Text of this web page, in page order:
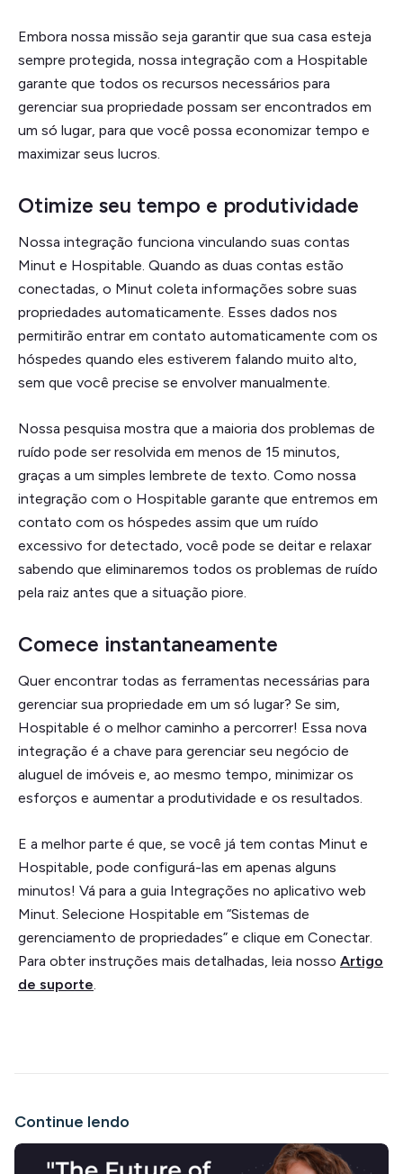
Embora nossa missão seja garantir que sua casa esteja
sempre protegida, nossa integração com a Hospitable
garante que todos os recursos necessários para
gerenciar sua propriedade possam ser encontrados em
um só lugar, para que você possa economizar tempo e
maximizar seus lucros.
Otimize seu tempo e produtividade
Nossa integração funciona vinculando suas contas
Minut e Hospitable. Quando as duas contas estão
conectadas, o Minut coleta informações sobre suas
propriedades automaticamente. Esses dados nos
permitirão entrar em contato automaticamente com os
hóspedes quando eles estiverem falando muito alto,
sem que você precise se envolver manualmente.
Nossa pesquisa mostra que a maioria dos problemas de
ruído pode ser resolvida em menos de 15 minutos,
graças a um simples lembrete de texto. Como nossa
integração com o Hospitable garante que entremos em
contato com os hóspedes assim que um ruído
excessivo for detectado, você pode se deitar e relaxar
sabendo que eliminaremos todos os problemas de ruído
pela raiz antes que a situação piore.
Comece instantaneamente
Quer encontrar todas as ferramentas necessárias para
gerenciar sua propriedade em um só lugar? Se sim,
Hospitable é o melhor caminho a percorrer! Essa nova
integração é a chave para gerenciar seu negócio de
aluguel de imóveis e, ao mesmo tempo, minimizar os
esforços e aumentar a produtividade e os resultados.
E a melhor parte é que, se você já tem contas Minut e
Hospitable, pode configurá-las em apenas alguns
minutos! Vá para a guia Integrações no aplicativo web
Minut. Selecione Hospitable em “Sistemas de
gerenciamento de propriedades” e clique em Conectar.
Para obter instruções mais detalhadas, leia nosso Artigo
de suporte
Continue lendo